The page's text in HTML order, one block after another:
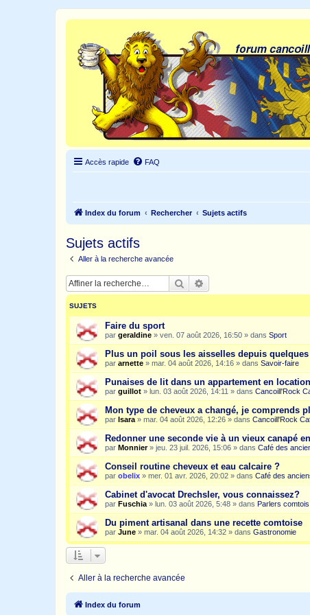
Accès rapide FAQ
Index du forum Rechercher Sujets actifs
Sujets actifs
Aller à la recherche avancée
Rechercher
SUJETS
Faire du sport
par geraldine » ven. 07 août 2026, 16:50 » dans Sport
Plus un poil sous les aisselles depuis
par arnette » mar. 04 août 2026, 14:16 » dans Savoir-faire
Punaises de lit dans un appartement en
par guillot » lun. 03 août 2026, 14:11 » dans Cancoill'Rock
Mon type de cheveux a changé, je comprends
par Isara » mar. 04 août 2026, 12:26 » dans Cancoill'Rock
Redonner une seconde vie à un vieux canapé
par Monnier» jeu. 23 juil. 2026, 15:06 » dans Café des
Conseil routine cheveux et eau calcaire ?
par obelix » mer. 01 avr. 2026, 20:02 » dans Café des
Cabinet d'avocat Drechsler, vous connaissez?
par Fuschia » lun. 03 août 2026, 5:48 » dans Parlers comtois
Du piment artisanal dans une recette comtoise
par June » mar. 04 août 2026, 14:32 » dans Gastronomie
Aller à la recherche avancée
Index du forum